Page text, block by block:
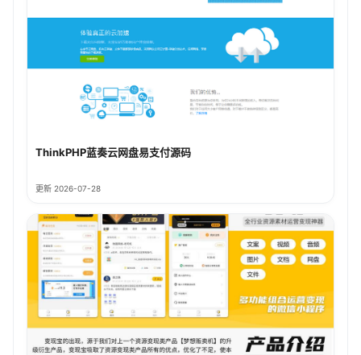
ThinkPHP蓝奏云网盘易支付源码
更新 2026-07-28